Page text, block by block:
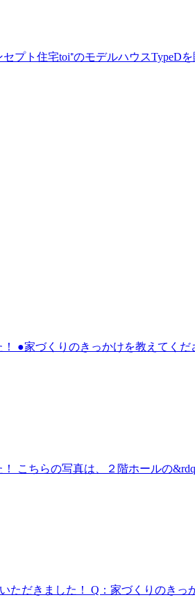
プト住宅toi⁺のモデルハウスTypeD
●家づくりのきっかけを教えてく
こちらの写真は、２階ホールの
ただきました！ Q：家づくりのきっ